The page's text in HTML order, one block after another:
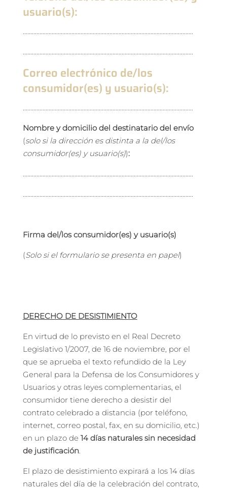
usuario(s):
................................................................................................................
................................................................................................................
Correo electrónico de/los
consumidor(es) y usuario(s):
................................................................................................................
Nombre y domicilio del destinatario del envío
(solo si la dirección es distinta a la del/los
consumidor(es) y usuario(s)):
................................................................................................................
................................................................................................................
Firma del/los consumidor(es) y usuario(s)
(Solo si el formulario se presenta en papel)
DERECHO DE DESISTIMIENTO
En virtud de lo previsto en el Real Decreto
Legislativo 1/2007, de 16 de noviembre, por el
que se aprueba el texto refundido de la Ley
General para la Defensa de los Consumidores y
Usuarios y otras leyes complementarias, el
consumidor tiene derecho a desistir del
contrato celebrado a distancia (por teléfono,
internet, correo postal, fax, en su domicilio, etc.)
en un plazo de 14 días naturales sin necesidad
de justificación.
El plazo de desistimiento expirará a los 14 días
naturales del día de la celebración del contrato,